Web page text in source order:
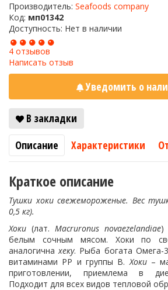
Производитель: Seafoods company
Код: мп01342
Доступность: Нет в наличии
4 отзывов
Написать отзыв
Уведомить о
В закладки
Описание
Характеристики
Краткое описание
Тушки хоки свежемороженые. Вес
0,5 кг).
Хоки (лат.Macruronus novaezelandiae)
белым сочным мясом. Хоки по
аналогичнахеку. Рыба богата
витаминами РР и группы В.Хоки–
приготовлении, приемлема в
Подходит для всех видов тепловой